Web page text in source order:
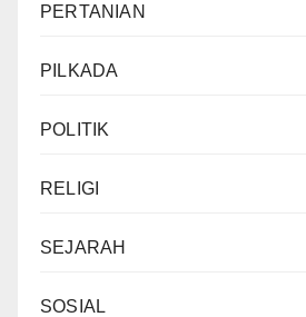
PERTANIAN
PILKADA
POLITIK
RELIGI
SEJARAH
SOSIAL